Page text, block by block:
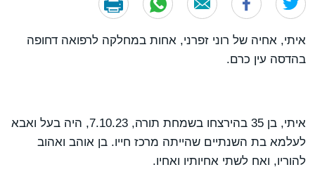
איתי, אחיה של רוני זפרני, אחות במחלקה לרפואה דחופה
בהדסה עין כרם.
איתי, בן 35 בהירצחו בשמחת תורה, 7.10.23, היה בעל ואבא
לעלמא בת השנתיים שהייתה מרכז חייו. בן אוהב ואהוב
להוריו, ואח לשתי אחיותיו ואחיו.